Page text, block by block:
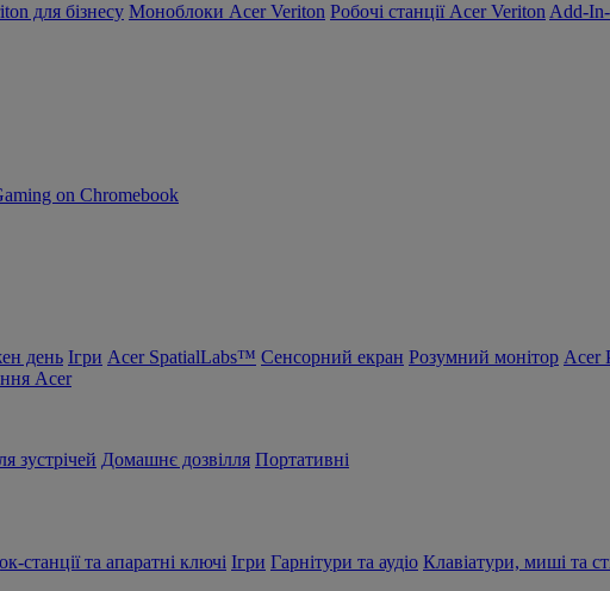
для бізнесу Моноблоки Acer Veriton Робочі станції Acer Veriton Add-
on Chromebook
день Ігри Acer SpatialLabs™ Сенсорний екран Розумний монітор Acer
Acer
зустрічей Домашнє дозвілля Портативні
станції та апаратні ключі Ігри Гарнітури та аудіо Клавіатури, миші та